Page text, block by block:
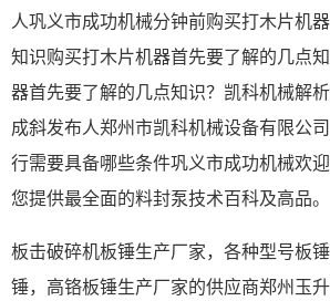
人巩义市成功机械分钟前购买打木片机
知识购买打木片机器首先要了解的几点
器首先要了解的几点知识？凯科机械解
成斜发布人郑州市凯科机械设备有限公
行需要具备哪些条件巩义市成功机械欢
您提供最全面的料封泵技术百科及高品。
板击破碎机板锤生产厂家，各种型号板
锤，高铬板锤生产厂家的供应商郑州玉